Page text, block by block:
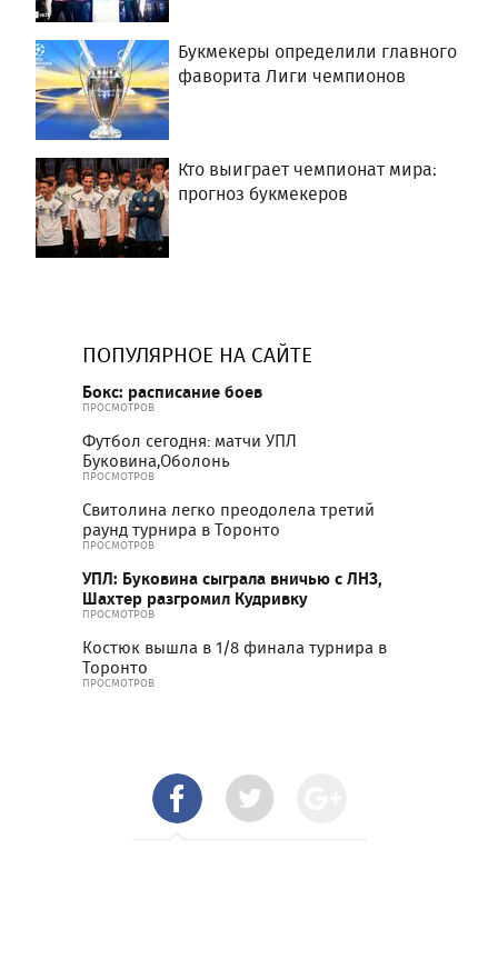
Букмекеры определили главного
фаворита Лиги чемпионов
Кто выиграет чемпионат мира:
прогноз букмекеров
ПОПУЛЯРНОЕ НА САЙТЕ
Бокс: расписание боев
ПРОСМОТРОВ
Футбол сегодня: матчи УПЛ
Буковина,Оболонь
ПРОСМОТРОВ
Свитолина легко преодолела третий
раунд турнира в Торонто
ПРОСМОТРОВ
УПЛ: Буковина сыграла вничью с ЛНЗ,
Шахтер разгромил Кудривку
ПРОСМОТРОВ
Костюк вышла в 1/8 финала турнира в
Торонто
ПРОСМОТРОВ